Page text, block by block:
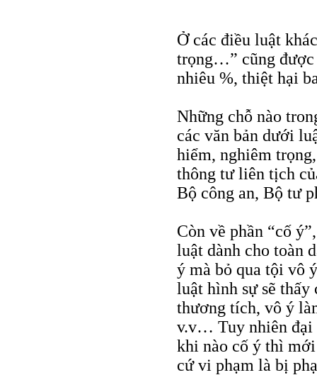
Ở các điều luật
trọng…” cũng được
nhiêu %, thiệt hại
Những chỗ nào
các văn bản dưới
hiểm, nghiêm
thông tư liên tịch
Bộ công an, Bộ tư
Còn về phần “cố
luật dành cho toàn
ý mà bỏ qua tội vô
luật hình sự sẽ thấy
thương tích, vô ý
v.v… Tuy nhiên đại
khi nào cố ý thì
cứ vi phạm là bị